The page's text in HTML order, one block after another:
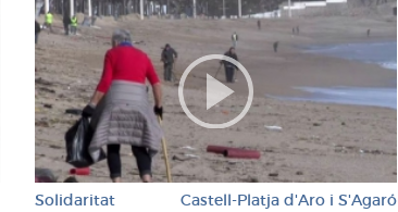
Solidaritat Castell-Platja d'Aro i S'Agaró